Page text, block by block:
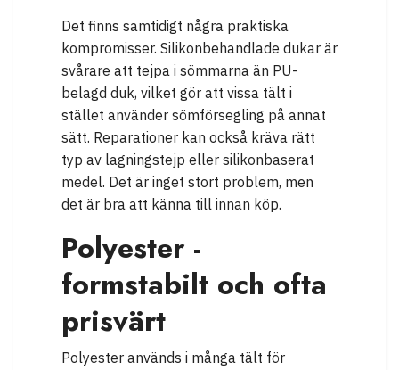
Det finns samtidigt några praktiska
kompromisser. Silikonbehandlade dukar är
svårare att tejpa i sömmarna än PU-
belagd duk, vilket gör att vissa tält i
stället använder sömförsegling på annat
sätt. Reparationer kan också kräva rätt
typ av lagningstejp eller silikonbaserat
medel. Det är inget stort problem, men
det är bra att känna till innan köp.
Polyester -
formstabilt och ofta
prisvärt
Polyester används i många tält för